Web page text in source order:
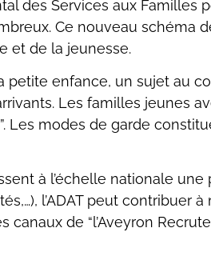
des Services aux Familles
Ce nouveau schéma
et de la jeunesse.
enfance, un sujet au
Les familles jeunes
Les modes de garde
à l’échelle nationale une
l’ADAT peut contribuer
de “l’Aveyron